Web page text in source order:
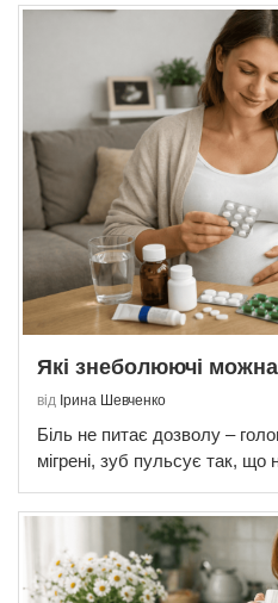
Які знеболюючі можна
від Ірина Шевченко
Біль не питає дозволу –
мігрені, зуб пульсує так,